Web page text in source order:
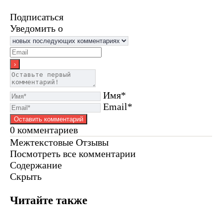
Подписаться
Уведомить о
Имя*
Email*
0 комментариев
Межтекстовые Отзывы
Посмотреть все комментарии
Содержание
Скрыть
Читайте также